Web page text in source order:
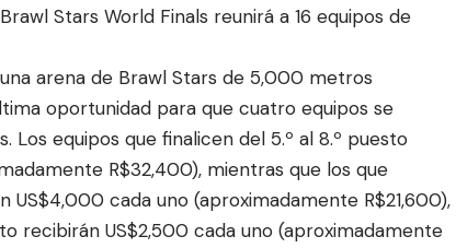
Stars World Finals reunirá a 16 equipos de
arena de Brawl Stars de 5,000 metros
oportunidad para que cuatro equipos se
Los equipos que finalicen del 5.º al 8.º puesto
R$32,400), mientras que los que
US$4,000 cada uno (aproximadamente R$21,600),
recibirán US$2,500 cada uno (aproximadamente